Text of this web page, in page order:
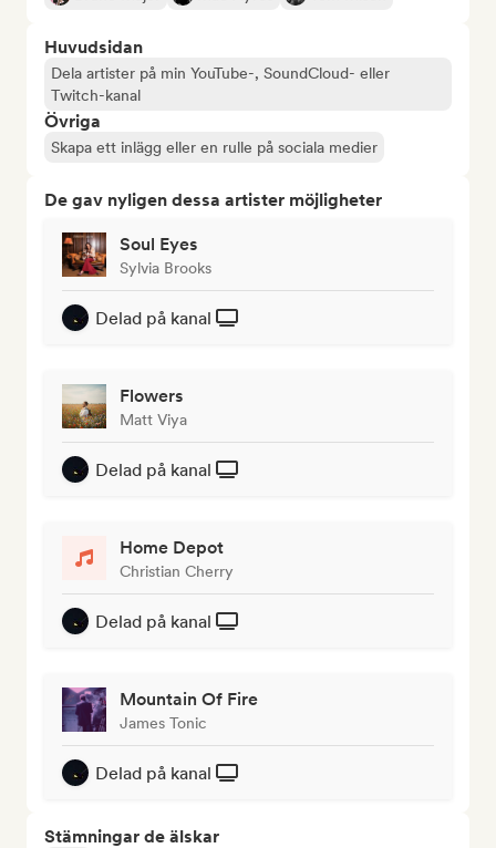
Huvudsidan
Dela artister på min YouTube-, SoundCloud- eller
Twitch-kanal
Övriga
Skapa ett inlägg eller en rulle på sociala medier
De gav nyligen dessa artister möjligheter
Soul Eyes
Sylvia Brooks
Delad på kanal
Flowers
Matt Viya
Delad på kanal
Home Depot
Christian Cherry
Delad på kanal
Mountain Of Fire
James Tonic
Delad på kanal
Stämningar de älskar